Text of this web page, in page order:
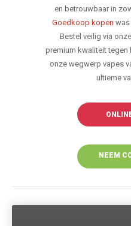
en betrouwbaar in
Goedkoop kopen
Bestel veilig via
premium kwaliteit tegen
onze wegwerp vapes
ultieme
NEEM